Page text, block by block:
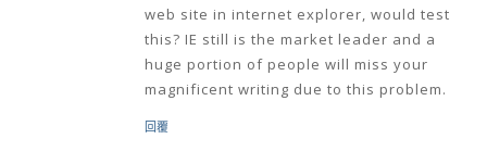
web site in internet explorer, would test
this? IE still is the market leader and a
huge portion of people will miss your
magnificent writing due to this problem.
回覆